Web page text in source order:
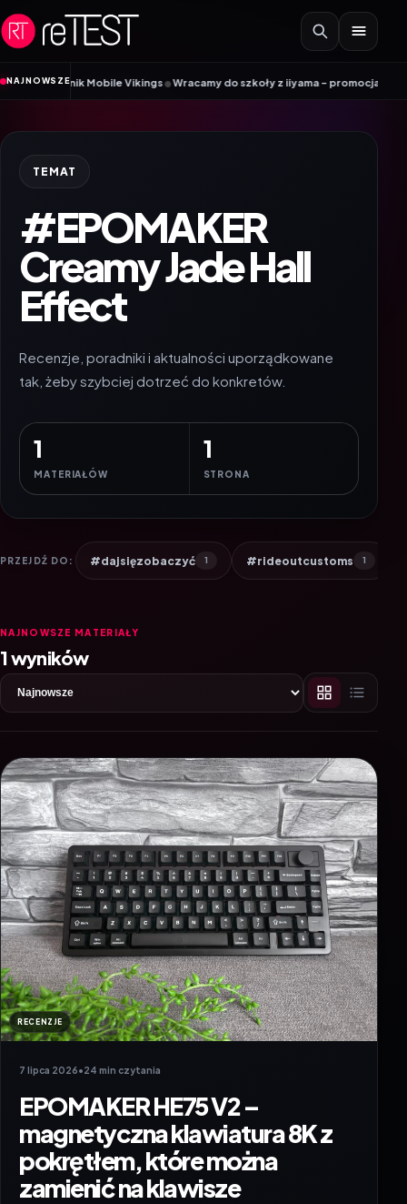
Przejdź do treści
NAJNOWSZEMobile Vikings•Wracamy do szkoły z iiyama – promocja Back to
TEMAT
#EPOMAKER
Creamy Jade Hall
Effect
Recenzje, poradniki i aktualności uporządkowane
tak, żeby szybciej dotrzeć do konkretów.
1
MATERIAŁÓW
1
STRONA
PRZEJDŹ DO: #dajsięzobaczyć 1 #rideoutcustoms 1
NAJNOWSZE MATERIAŁY
1 wyników
RECENZJE
7 lipca 2026•24 min czytania
EPOMAKER HE75 V2 –
magnetyczna klawiatura 8K z
pokrętłem, które można
zamienić na klawisze